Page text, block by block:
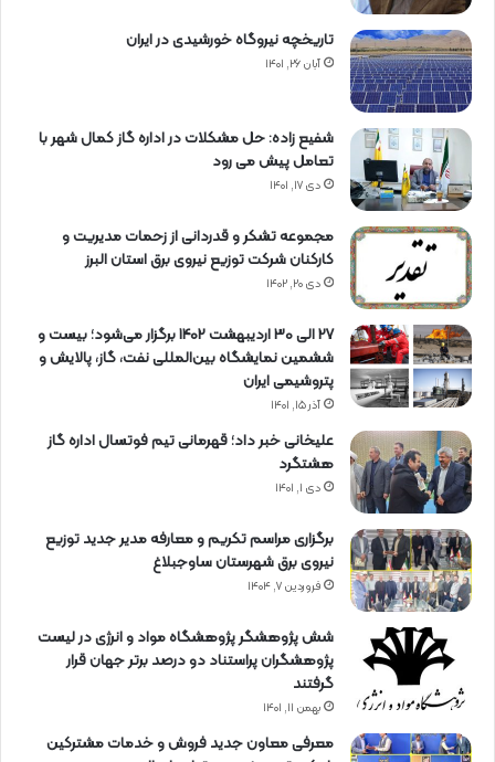
تاریخچه نیروگاه خورشیدی در ایران
آبان ۲۶, ۱۴۰۱
شفیع زاده: حل مشکلات در اداره گاز کمال شهر با
تعامل پیش می رود
دی ۱۷, ۱۴۰۱
مجموعه تشکر و قدردانی از زحمات مدیریت و
کارکنان شرکت توزیع نیروی برق استان البرز
دی ۲۰, ۱۴۰۲
27 الی 30 اردیبهشت 1402 برگزار می‌شود؛ بیست و
ششمین نمایشگاه بین‌المللی نفت، گاز، پالایش و
پتروشیمی ایران
آذر ۱۵, ۱۴۰۱
علیخانی خبر داد؛ قهرمانی تیم فوتسال اداره گاز
هشتگرد
دی ۱, ۱۴۰۱
برگزاری مراسم تكریم و معارفه مدیر جدید توزیع
نیروی برق شهرستان ساوجبلاغ
فروردین ۷, ۱۴۰۴
شش پژوهشگر پژوهشگاه مواد و انرژی در لیست
پژوهشگران پراستناد دو درصد برتر جهان قرار
گرفتند
بهمن ۱۱, ۱۴۰۱
معرفی معاون جدید فروش و خدمات مشتركین